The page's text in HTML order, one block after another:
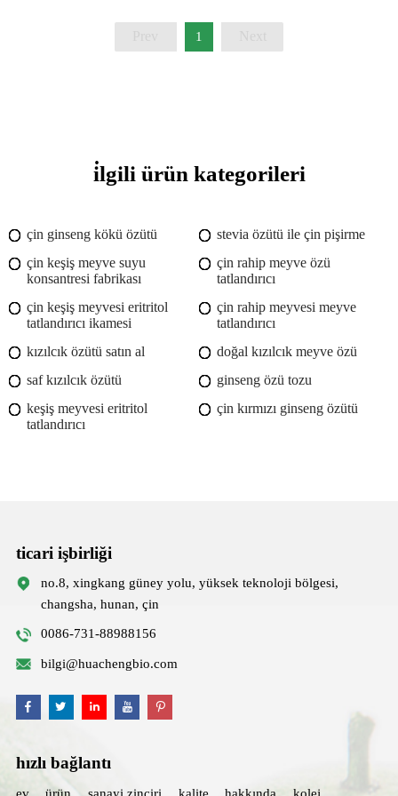
1
i̇lgili ürün kategorileri
çin ginseng kökü özütü
stevia özütü ile çin pişirme
çin keşiş meyve suyu
konsantresi fabrikası
çin rahip meyve özü
tatlandırıcı
çin keşiş meyvesi eritritol
tatlandırıcı ikamesi
çin rahip meyvesi meyve
tatlandırıcı
kızılcık özütü satın al
doğal kızılcık meyve özü
saf kızılcık özütü
ginseng özü tozu
keşiş meyvesi eritritol
tatlandırıcı
çin kırmızı ginseng özütü
ticari işbirliği
no.8, xingkang güney yolu, yüksek teknoloji bölgesi,
changsha, hunan, çin
0086-731-88988156
bilgi@huachengbio.com
hızlı bağlantı